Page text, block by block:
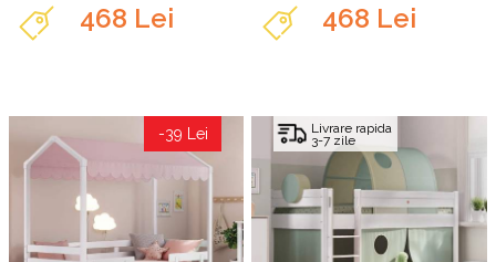
468 Lei 468 Lei
-39 Lei Livrare rapida
3-7 zile